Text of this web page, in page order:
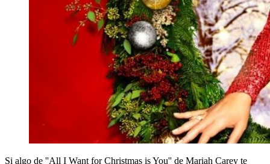
Si algo de ''All I Want for Christmas is You'' de Mariah Carey te